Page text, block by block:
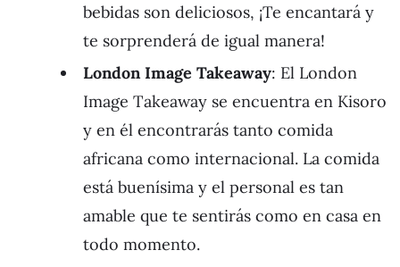
bebidas son deliciosos, ¡Te encantará y
te sorprenderá de igual manera!
London Image Takeaway: El London
Image Takeaway se encuentra en Kisoro
y en él encontrarás tanto comida
africana como internacional. La comida
está buenísima y el personal es tan
amable que te sentirás como en casa en
todo momento.